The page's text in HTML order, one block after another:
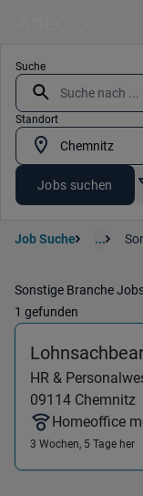
Suche
Standort
Jobs suchen
Job Suche ...
Sonstige Branche
1 gefunden
HR &
09114 Chemnitz
Homeoffice
3 Wochen, 5 Tage her